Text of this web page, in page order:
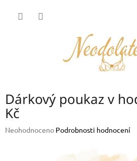
Dárkový poukaz v
Kč
Průměrné
Neohodnoceno Podrobnosti hodnocení